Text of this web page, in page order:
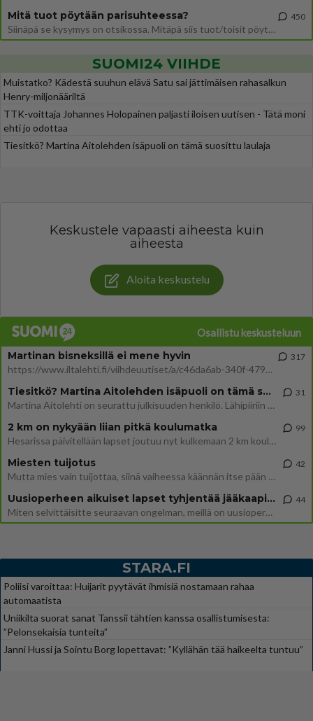
Mitä tuot pöytään parisuhteessa?
Siinäpä se kysymys on otsikossa. Mitäpä siis tuot/toisit pöytään parisuhteessa? Oletko mies vai nainen? Koetko sen mitä
450
SUOMI24 VIIHDE
Muistatko? Kädestä suuhun elävä Satu sai jättimäisen rahasalkun
Henry-miljonääriltä
TTK-voittaja Johannes Holopainen paljasti iloisen uutisen - Tätä moni
ehti jo odottaa
Tiesitkö? Martina Aitolehden isäpuoli on tämä suosittu laulaja
Keskustele vapaasti aiheesta kuin
aiheesta
Aloita keskustelu
Osallistu keskusteluun
Martinan bisneksillä ei mene hyvin
https://www.iltalehti.fi/viihdeuutiset/a/c46da6ab-340f-4790-aaa7-0865eed2336 Yrityksen konkurssihakemus on tullut kärä
317
Tiesitkö? Martina Aitolehden isäpuoli on tämä suosittu laulaja
Martina Aitolehti on seurattu julkisuuden henkilö. Lähipiiriin mahtuu muitakin tunnettuja henkilöitä. Tiesitkö, että Ma
31
2 km on nykyään liian pitkä koulumatka
Hesarissa päivitellään lapset joutuu nyt kulkemaan 2 km kouluun jösses. Ruostefillarilla tuo matka menee vaikka miten äk
99
Miesten tuijotus
Mutta mies vain tuijottaa, siinä vaiheessa käännän itse pään pois. Mikä juttu? Yleensä jos joku tuijottaa tai katsoo, hä
42
Uusioperheen aikuiset lapset tyhjentää jääkaapin käydessään
Miten selvittäisitte seuraavan ongelman, meillä on uusioperhe, minulla teini-ikäiset lapset ja puolisolla aikuiset, jotk
44
STARA.FI
Poliisi varoittaa: Huijarit pyytävät ihmisiä nostamaan rahaa
automaatista
Uniikilta suorat sanat Tanssii tähtien kanssa osallistumisesta:
”Pelonsekaisia tunteita”
Janni Hussi ja Sointu Borg lopettavat: ”Kyllähän tää haikeelta tuntuu”